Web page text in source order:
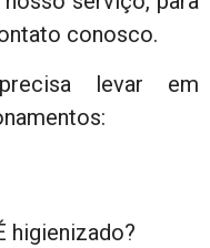
conosco.
levar em
higienizado?